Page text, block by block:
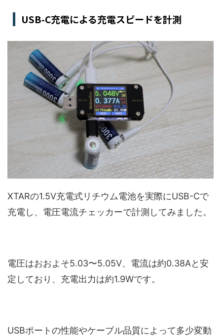
USB-C充電による充電スピードを計測
XTARの1.5V充電式リチウム電池を実際にUSB-Cで
充電し、電圧電流チェッカーで計測してみました。
電圧はおおよそ5.03〜5.05V、電流は約0.38Aと安
定しており、充電出力は約1.9Wです。
USBポートの性能やケーブル品質によって多少変動